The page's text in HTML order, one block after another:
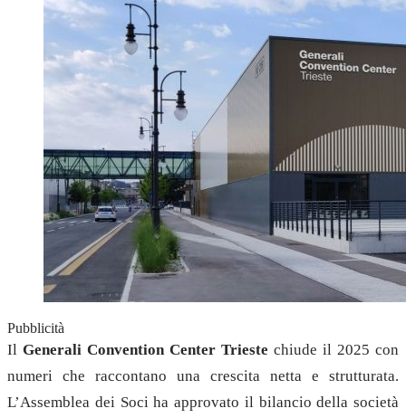
Pubblicità
Il Generali Convention Center Trieste chiude il 2025 con
numeri che raccontano una crescita netta e strutturata.
L’Assemblea dei Soci ha approvato il bilancio della società